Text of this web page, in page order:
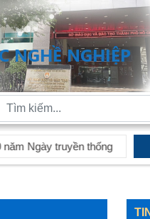
NGHỀ NGHIỆP
Ngành Lao động - Thương